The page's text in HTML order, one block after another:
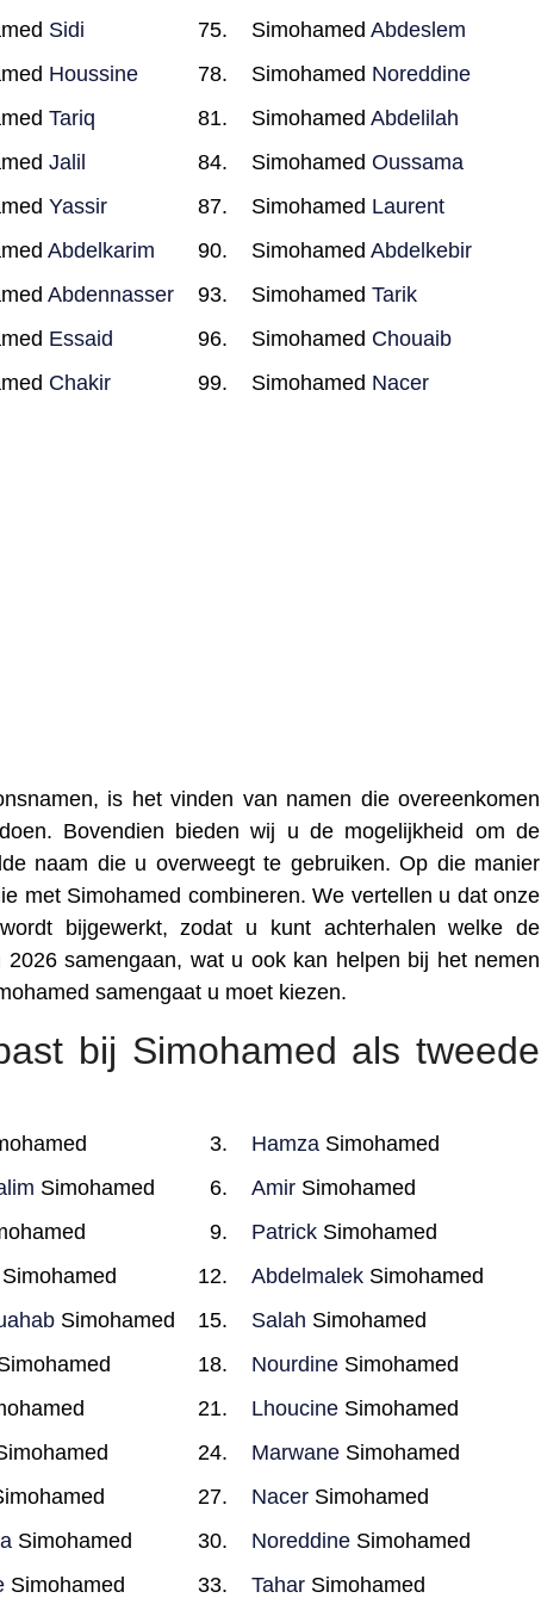
Sidi SimohamedAbdeslem
Houssine Simohamed Noreddine
Tariq SimohamedAbdelilah
Jalil SimohamedOussama
Yassir Simohamed Laurent
Abdelkarim SimohamedAbdelkebir
Abdennasser SimohamedTarik
Essaid Simohamed Chouaib
Chakir Simohamed Nacer
is het vinden van namen die overeenkomen
Bovendien bieden wij u de mogelijkheid om de
naam die u overweegt te gebruiken. Op die manier
met Simohamed combineren. We vertellen u dat onze
bijgewerkt, zodat u kunt achterhalen welke de
samengaan, wat u ook kan helpen bij het nemen
samengaat u moet kiezen.
bij Simohamed als tweede
Hamza Simohamed
Simohamed Amir Simohamed
Patrick Simohamed
Abdelmalek Simohamed
Simohamed Salah Simohamed
Nourdine Simohamed
Lhoucine Simohamed
Marwane Simohamed
Nacer Simohamed
Simohamed Noreddine Simohamed
Simohamed Tahar Simohamed